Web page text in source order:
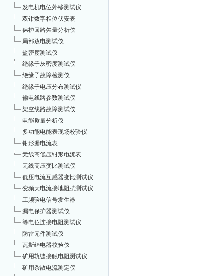
发电机电位外移测试仪
双钳数字相位伏安表
保护回路矢量分析仪
局部放电测试仪
盐密度测试仪
绝缘子灰密度测试仪
绝缘子故障检测仪
绝缘子电压分布测试仪
输电线路参数测试仪
架空线路故障测试仪
电能质量分析仪
多功能电能表现场校验仪
钳形漏电流表
无线高低压钳形电流表
无线高压变比测试仪
低压电流互感器变比测试仪
变频大电流接地阻抗测试仪
工频验电信号发生器
漏电保护器测试仪
等电位连接电阻测试仪
防雷元件测试仪
瓦斯继电器校验仪
矿用轨缝接触电阻测试仪
矿用杂散电流测定仪